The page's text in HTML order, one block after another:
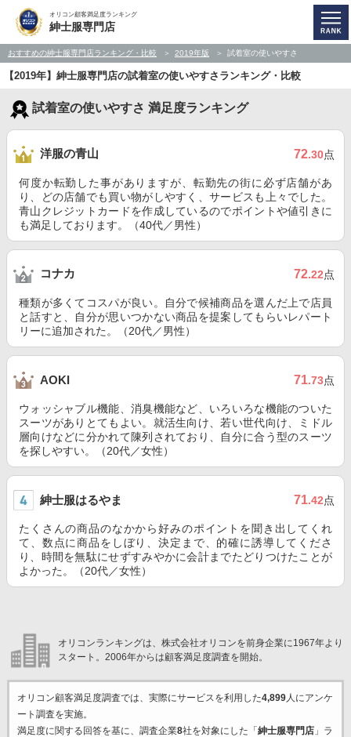
オリコン顧客満足度ランキング
紳士服専門店
おすすめの紳士服専門店ランキング・比較 2019年版 試着室の使いやすさ
【2019年】紳士服専門店の試着室の使いやすさランキング・比較
試着室の使いやすさ 満足度ランキング
洋服の青山 72.30点
何度か転勤した事がありますが、転勤先の街に必ず店舗があ
り、どの店舗でも買い物がしやすく、サービスも上々でした。
青山クレジットカードを作成しているのでポイントや値引きに
も満足しております。（40代／男性）
コナカ 72.22点
種類が多くてコスパが良い。自分で候補商品を選んだ上で店員
と話すと、自分が思いつかない商品を提案してもらいレパート
リーに追加された。（20代／男性）
AOKI 71.73点
ウォッシャブル機能、消臭機能など、いろいろな機能のついた
スーツがありとてもよい。就活生向け、若い世代向け、ミドル
層向けなどに分かれて陳列されており、自分に合う型のスーツ
を探しやすい。（20代／女性）
紳士服はるやま 71.42点
たくさんの商品のなかから好みのポイントを聞き出してくれ
て、数点に商品をしぼり、決定まで、的確に誘導してくださ
り、時間を無駄にせずすみやかに会計までたどりつけたことが
よかった。（20代／女性）
オリコンランキングは、株式会社オリコンを前身企業に1967年より
スタート。2006年からは顧客満足度調査を開始。
オリコン顧客満足度調査では、実際にサービスを利用した4,899人にアンケ
ート調査を実施。
満足度に関する回答を基に、調査企業8社を対象にした「 紳士服専門店」ラ